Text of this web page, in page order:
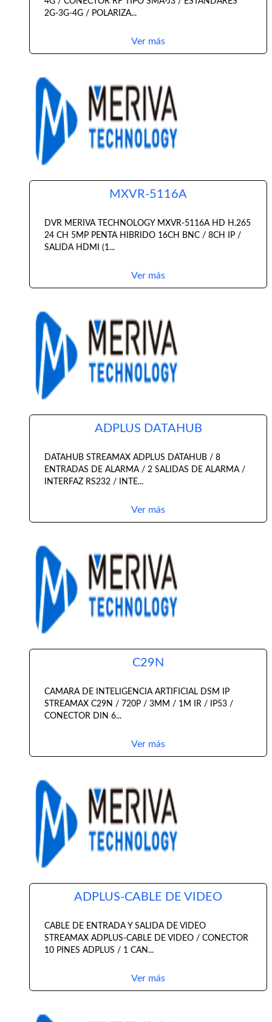
2G-3G-4G / POLARIZA...
Ver más
MXVR-5116A
DVR MERIVA TECHNOLOGY MXVR-5116A HD H.265
24 CH 5MP PENTA HIBRIDO 16CH BNC / 8CH IP /
SALIDA HDMI (1...
Ver más
ADPLUS DATAHUB
DATAHUB STREAMAX ADPLUS DATAHUB / 8
ENTRADAS DE ALARMA / 2 SALIDAS DE ALARMA /
INTERFAZ RS232 / INTE...
Ver más
C29N
CAMARA DE INTELIGENCIA ARTIFICIAL DSM IP
STREAMAX C29N / 720P / 3MM / 1M IR / IP53 /
CONECTOR DIN 6...
Ver más
ADPLUS-CABLE DE VIDEO
CABLE DE ENTRADA Y SALIDA DE VIDEO
STREAMAX ADPLUS-CABLE DE VIDEO / CONECTOR
10 PINES ADPLUS / 1 CAN...
Ver más